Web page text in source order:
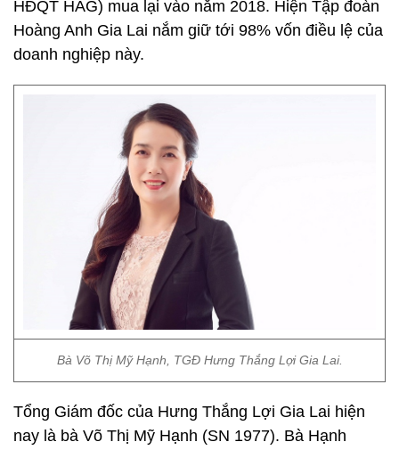
HĐQT HAG) mua lại vào năm 2018. Hiện Tập đoàn
Hoàng Anh Gia Lai nắm giữ tới 98% vốn điều lệ của
doanh nghiệp này.
Bà Võ Thị Mỹ Hạnh, TGĐ Hưng Thắng Lợi Gia Lai.
Tổng Giám đốc của Hưng Thắng Lợi Gia Lai hiện
nay là bà Võ Thị Mỹ Hạnh (SN 1977). Bà Hạnh